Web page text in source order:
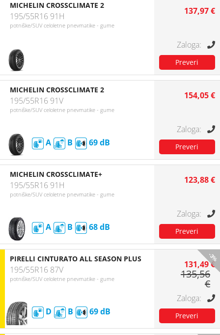
MICHELIN CROSSCLIMATE 2
195/55R16 91H
potniške/SUV celoletne pnevmatike - gume
137,97 €
MICHELIN CROSSCLIMATE 2
195/55R16 91V
potniške/SUV celoletne pnevmatike - gume
A B 69
154,05 €
MICHELIN CROSSCLIMATE+
195/55R16 91H
potniške/SUV celoletne pnevmatike - gume
A B 68
123,88 €
-3%
PIRELLI CINTURATO ALL SEASON PLUS
195/55R16 87V
potniške/SUV celoletne pnevmatike - gume
D B 69
131,49 €
135,56
€